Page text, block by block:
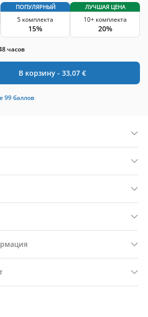
ПОПУЛЯРНЫЙ
5 комплекта
15%
ЛУЧШАЯ ЦЕНА
10+ комплекта
20%
часов
В корзину - 33,07 €
99баллов